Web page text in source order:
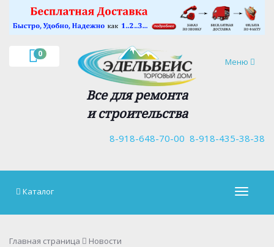
0
Навигация
Меню
Все для ремонта
и строительства
8-918-435-38-38
8-918-648-70-00
×
Каталог
Главная страница Новости